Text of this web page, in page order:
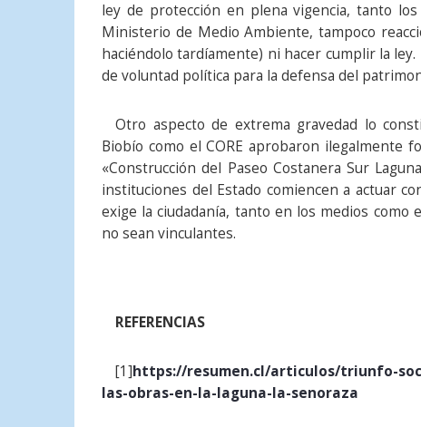
ley de protección en plena vigencia, tanto
Ministerio de Medio Ambiente, tampoco
haciéndolo tardíamente) ni hacer cumplir la
de voluntad política para la defensa del
Otro aspecto de extrema gravedad lo
Biobío como el CORE aprobaron ilegalmente
«Construcción del Paseo Costanera Sur
instituciones del Estado comiencen a actuar
exige la ciudadanía, tanto en los medios como
no sean vinculantes.
REFERENCIAS
[1]https://resumen.cl/articulos/triunfo-
las-obras-en-la-laguna-la-senoraza